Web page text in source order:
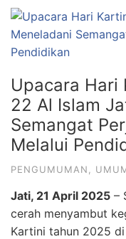
Upacara Hari
22 Al Islam
Semangat
Melalui
PENGUMUMAN
Jati, 21 April 2025 –
cerah menyambut
Kartini tahun 2025 di